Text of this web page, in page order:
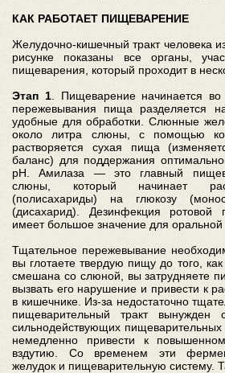
КАК РАБОТАЕТ ПИЩЕВАРЕНИЕ
Желудочно-кишечный тракт человека
рисунке показаны все органы,
пищеварения, который проходит в
Этап 1. Пищеварение начинается во
пережевывания пища разделяется
удобные для обработки. Слюнные
около литра слюны, с помощью
растворяется сухая пища
баланс) для поддержания
pH. Амилаза — это главный
слюны, который начинает
(полисахариды) на глюкозу
(дисахарид). Дезинфекция ротовой
имеет большое значение для оральной
Тщательное пережевывание
вы глотаете твердую пищу до того,
смешана со слюной, вы затрудняете
вызвать его нарушение и привести к
в кишечнике. Из-за недостаточно
пищеварительный тракт вынужден
сильнодействующих
немедленно привести к
вздутию. Со временем эти
желудок и пищеварительную систему.